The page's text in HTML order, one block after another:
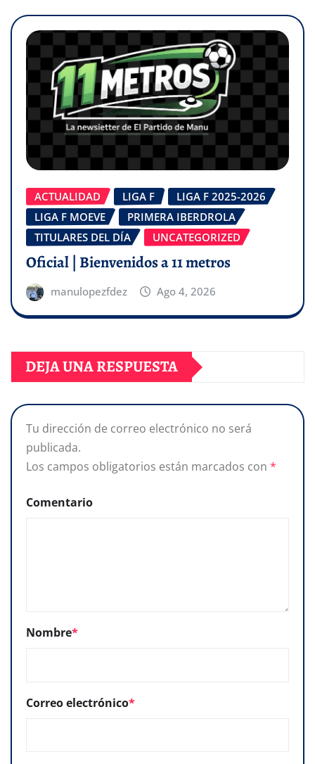
ACTUALIDAD LIGA F
LIGA F 2025-2026
LIGA F MOEVE
PRIMERA IBERDROLA
TITULARES DEL DÍA
UNCATEGORIZED
Oficial | Bienvenidos a 11 metros
manulopezfdez Ago 4, 2026
DEJA UNA RESPUESTA
Tu dirección de correo electrónico no será
publicada.
Los campos obligatorios están marcados con *
Comentario
Nombre*
Correo electrónico*